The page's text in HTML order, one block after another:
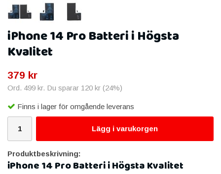
iPhone 14 Pro Batteri i Högsta
Kvalitet
379 kr
Ord. 499 kr. Du sparar 120 kr (24%)
Finns i lager för omgående leverans
Lägg i varukorgen
Produktbeskrivning:
iPhone 14 Pro Batteri i Högsta Kvalitet